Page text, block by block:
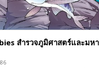
สำรวจภูมิศาสตร์และมห